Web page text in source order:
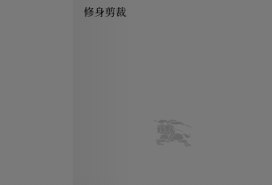
修身剪裁